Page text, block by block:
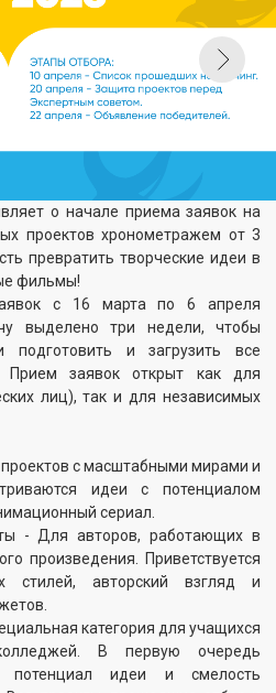
хронометражем от 3
творческие идеи в
марта по 6 апреля
три недели, чтобы
и загрузить все
открыт как для
и для независимых
сериал.
работающих в
Приветствуется
взгляд и
для учащихся
В первую очередь
идеи и смелость
прошедшие отбор и
возможность выхода
и участия в
Google-форму по
обращаться: